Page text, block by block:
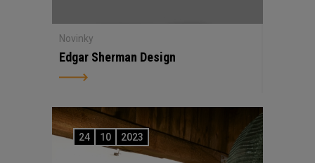
Novinky
Edgar Sherman Design
24 10 2023